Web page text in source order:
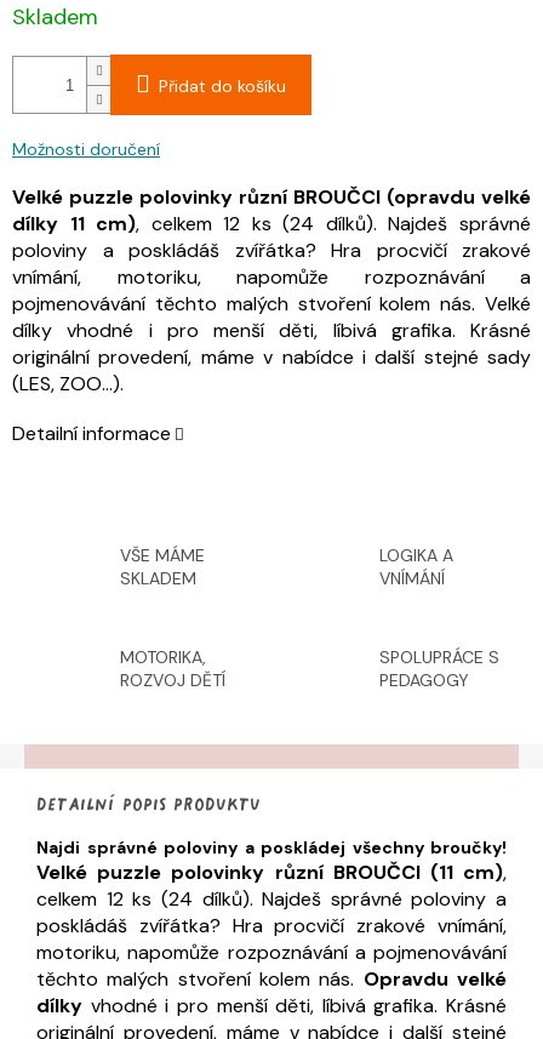
Skladem
Přidat do košíku
Možnosti doručení
Velké puzzle polovinky různí BROUČCI (opravdu velké
dílky 11 cm), celkem 12 ks (24 dílků). Najdeš správné
poloviny a poskládáš zvířátka? Hra procvičí zrakové
vnímání, motoriku, napomůže rozpoznávání a
pojmenovávání těchto malých stvoření kolem nás. Velké
dílky vhodné i pro menší děti, líbivá grafika. Krásné
originální provedení, máme v nabídce i další stejné sady
(LES, ZOO...).
Detailní informace
VŠE MÁME
SKLADEM
LOGIKA A
VNÍMÁNÍ
MOTORIKA,
ROZVOJ DĚTÍ
SPOLUPRÁCE S
PEDAGOGY
Detailní popis produktu
Najdi správné poloviny a poskládej všechny broučky!
Velké puzzle polovinky různí BROUČCI (11 cm),
celkem 12 ks (24 dílků). Najdeš správné poloviny a
poskládáš zvířátka? Hra procvičí zrakové vnímání,
motoriku, napomůže rozpoznávání a pojmenovávání
těchto malých stvoření kolem nás. Opravdu velké
dílky vhodné i pro menší děti, líbivá grafika. Krásné
originální provedení, máme v nabídce i další stejné